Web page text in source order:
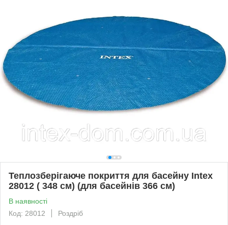
Теплозберігаюче покриття для басейну Intex
28012 ( 348 см) (для басейнів 366 см)
В наявності
Код: 28012
Роздріб